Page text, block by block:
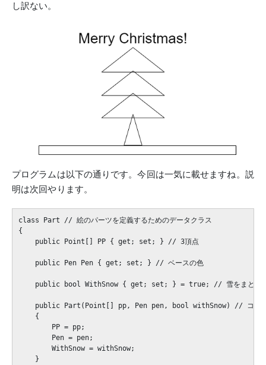
し訳ない。
プログラムは以下の通りです。今回は一気に載せますね。説
明は次回やります。
class Part // 絵のパーツを定義するためのデータクラス
{
    public Point[] PP { get; set; } // 3頂点
    public Pen Pen { get; set; } // ベースの色
public bool WithSnow { get; set; } = true; // 雪をまとう
public Part(Point[] pp, Pen pen, bool withSnow) // コン
    {
        PP = pp;
        Pen = pen;
        WithSnow = withSnow;
    }